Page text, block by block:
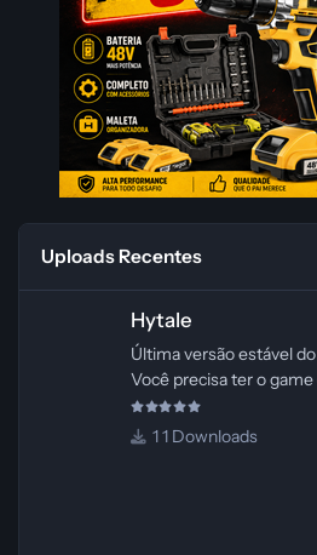
Uploads Recentes
Hytale
Última versão estável
Você precisa ter o game
1 Downloads